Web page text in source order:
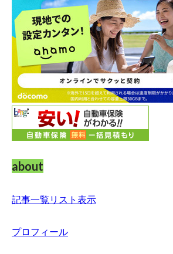
about
記事一覧リスト表示
プロフィール